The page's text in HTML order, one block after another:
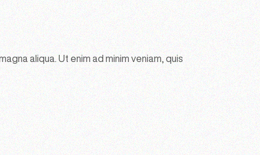
aliqua. Ut enim ad minim veniam, quis